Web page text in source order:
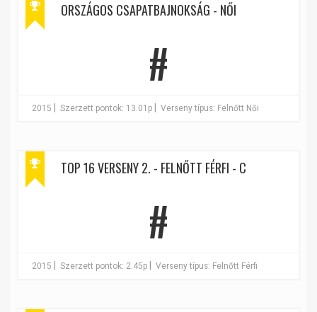
ORSZÁGOS CSAPATBAJNOKSÁG - NŐI
#
2015 Szerzett pontok: 13.01p Verseny típus: Felnőtt Női
TOP 16 VERSENY 2. - FELNŐTT FÉRFI - C
#
2015 Szerzett pontok: 2.45p Verseny típus: Felnőtt Férfi